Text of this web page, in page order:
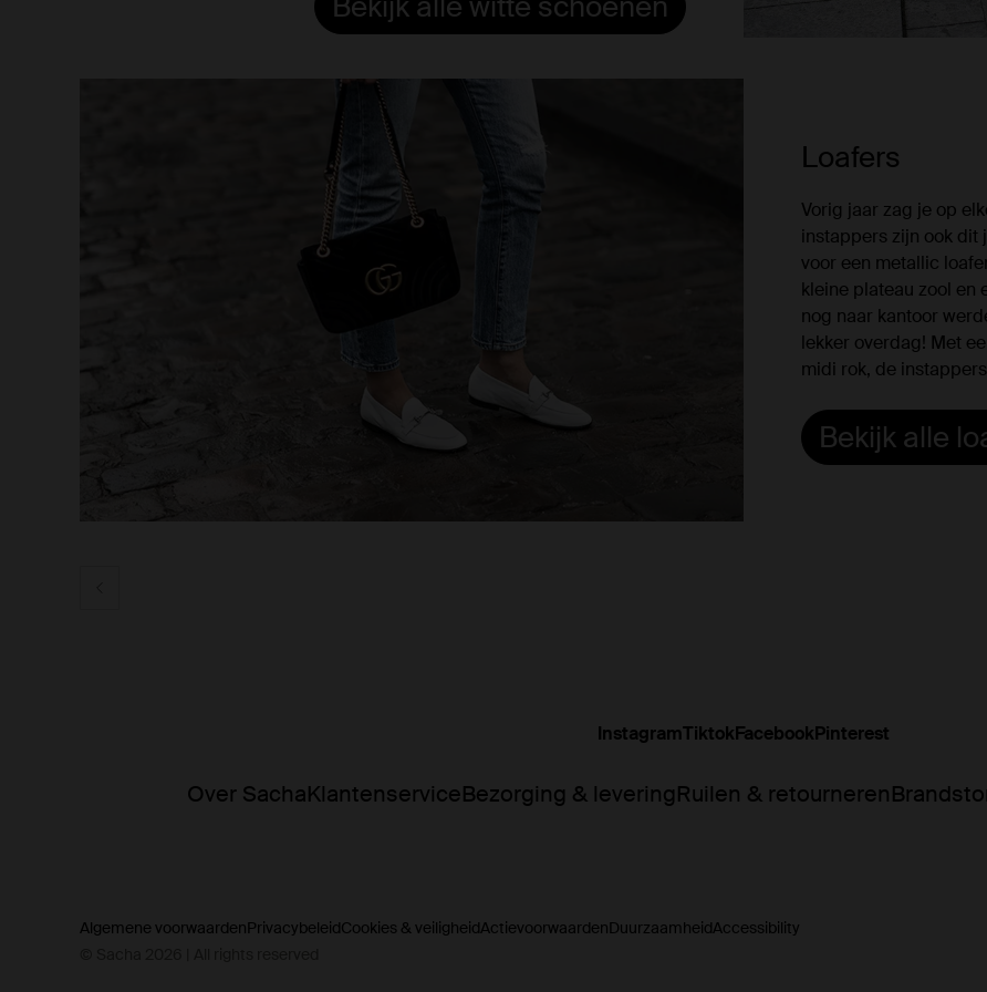
Loafers
Vorig jaar zag je op
instappers zijn ook dit
voor een metallic
kleine plateau zool en
nog naar kantoor
lekker overdag! Met
midi rok, de
Bekijk alle
Over SachaKlantenserviceBezorging & leveringRuilen & retourneren
InstagramTiktokFacebookPinterest
Algemene voorwaardenPrivacybeleidCookies & veiligheidActievoorwaardenDuurzaamheidAccessibility